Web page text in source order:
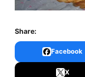
Share:
Facebook
X